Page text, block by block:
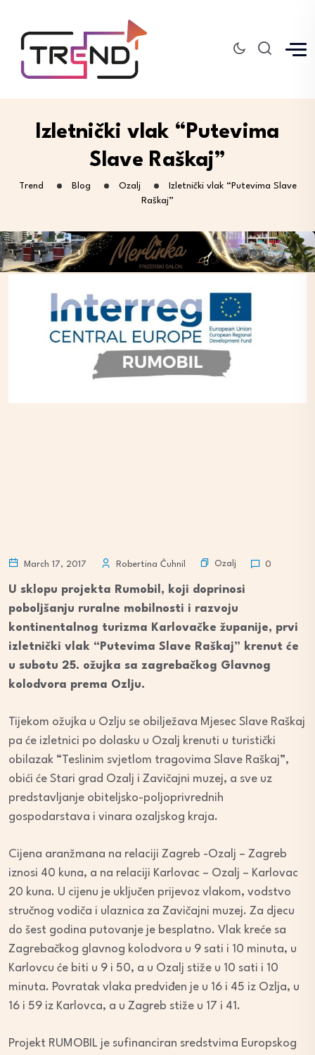
Izletnički vlak “Putevima
Slave Raškaj”
Trend Blog Ozalj
Izletnički vlak “Putevima Slave
Raškaj”
March 17, 2017 Robertina Čuhnil Ozalj 0
U sklopu projekta Rumobil, koji doprinosi
poboljšanju ruralne mobilnosti i razvoju
kontinentalnog turizma Karlovačke županije, prvi
izletnički vlak “Putevima Slave Raškaj” krenut će
u subotu 25. ožujka sa zagrebačkog Glavnog
kolodvora prema Ozlju.
Tijekom ožujka u Ozlju se obilježava Mjesec Slave Raškaj
pa će izletnici po dolasku u Ozalj krenuti u turistički
obilazak “Teslinim svjetlom tragovima Slave Raškaj”,
obići će Stari grad Ozalj i Zavičajni muzej, a sve uz
predstavljanje obiteljsko-poljoprivrednih
gospodarstava i vinara ozaljskog kraja.
Cijena aranžmana na relaciji Zagreb -Ozalj – Zagreb
iznosi 40 kuna, a na relaciji Karlovac – Ozalj – Karlovac
20 kuna. U cijenu je uključen prijevoz vlakom, vodstvo
stručnog vodiča i ulaznica za Zavičajni muzej. Za djecu
do šest godina putovanje je besplatno. Vlak kreće sa
Zagrebačkog glavnog kolodvora u 9 sati i 10 minuta, u
Karlovcu će biti u 9 i 50, a u Ozalj stiže u 10 sati i 10
minuta. Povratak vlaka predviđen je u 16 i 45 iz Ozlja, u
16 i 59 iz Karlovca, a u Zagreb stiže u 17 i 41.
Projekt RUMOBIL je sufinanciran sredstvima Europskog